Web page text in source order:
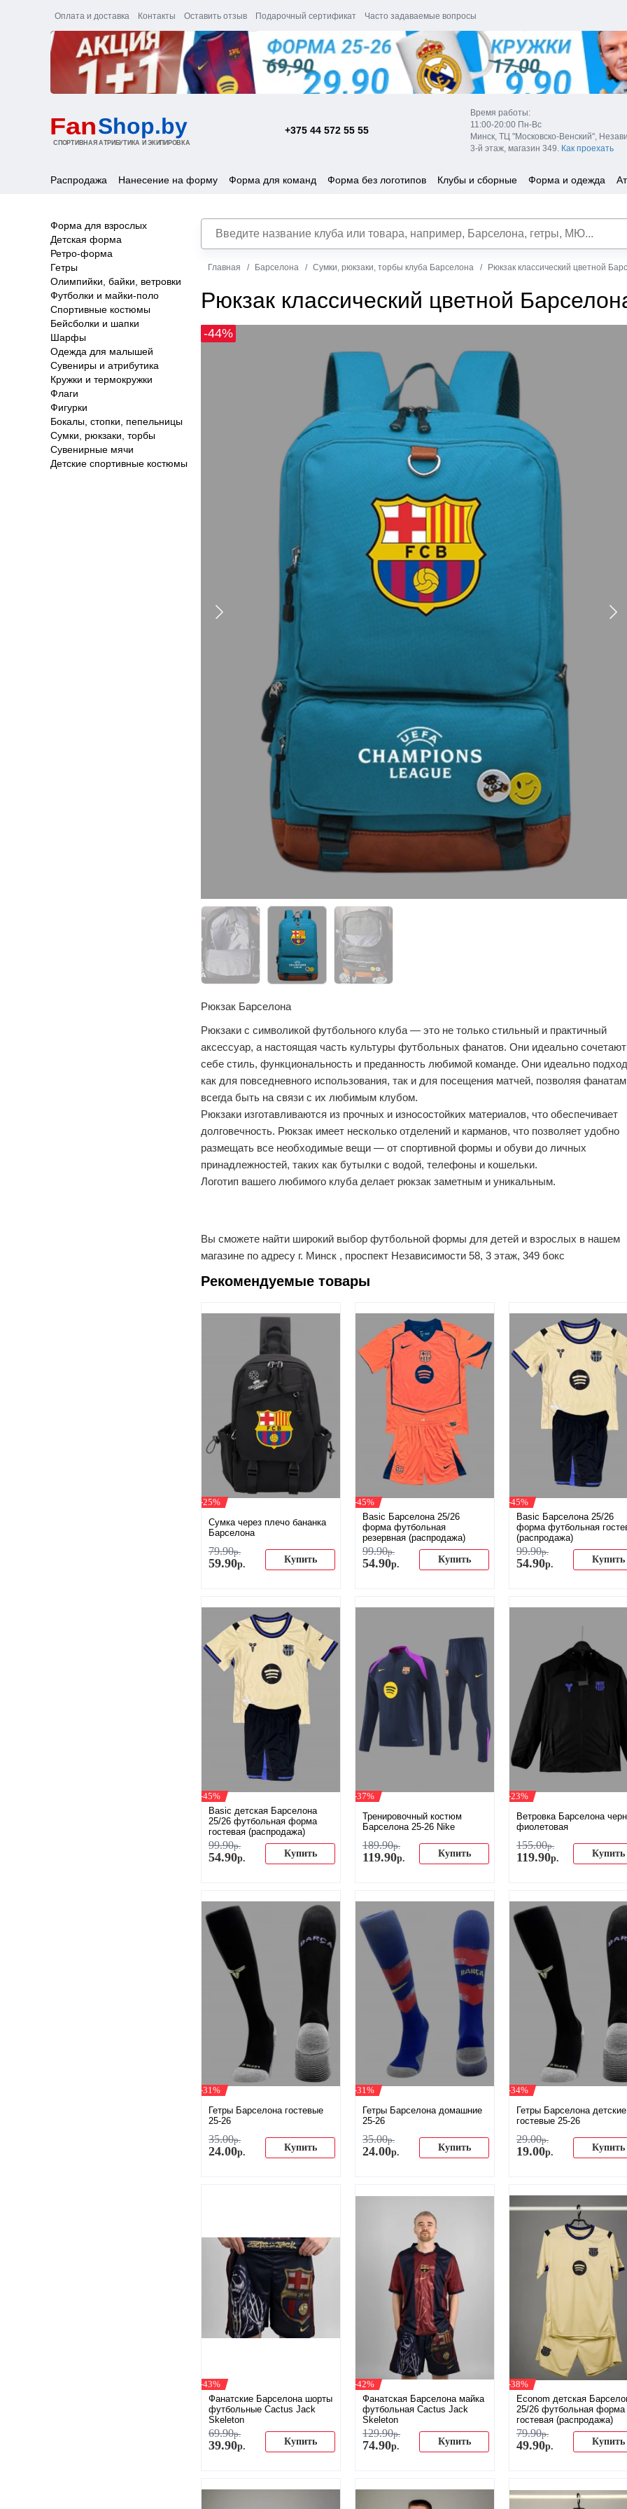
Оплата и доставка Контакты Оставить отзыв Подарочный сертификат Часто задаваемые вопросы
+375 44 572 55 55
Время работы:
11:00-20:00 Пн-Вс
Минск, ТЦ "Московско-Венский",
3-й этаж, магазин 349. Как проехать
Распродажа Нанесение на форму Форма для команд Форма без логотипов Клубы и сборные Форма и одежда
Форма для взрослых
Детская форма
Ретро-форма
Гетры
Олимпийки, байки, ветровки
Футболки и майки-поло
Спортивные костюмы
Бейсболки и шапки
Шарфы
Одежда для малышей
Сувениры и атрибутика
Кружки и термокружки
Флаги
Фигурки
Бокалы, стопки, пепельницы
Сумки, рюкзаки, торбы
Сувенирные мячи
Детские спортивные костюмы
Главная Барселона Сумки, рюкзаки, торбы клуба Барселона Рюкзак классический цветной
Рюкзак классический цветной
-44%
Рюкзак Барселона
Рюкзаки с символикой футбольного клуба — это не только стильный и практичный
аксессуар, а настоящая часть культуры футбольных фанатов. Они идеально
себе стиль, функциональность и преданность любимой команде. Они идеально
как для повседневного использования, так и для посещения матчей, позволяя фанатам
всегда быть на связи с их любимым клубом.
Рюкзаки изготавливаются из прочных и износостойких материалов, что обеспечивает
долговечность. Рюкзак имеет несколько отделений и карманов, что позволяет удобно
размещать все необходимые вещи — от спортивной формы и обуви до личных
принадлежностей, таких как бутылки с водой, телефоны и кошельки.
Логотип вашего любимого клуба делает рюкзак заметным и уникальным.
Вы сможете найти широкий выбор футбольной формы для детей и взрослых в нашем
магазине по адресу г. Минск , проспект Независимости 58, 3 этаж, 349 бокс
Рекомендуемые товары
-25%
Сумка через плечо бананка
Барселона
79.90р.
59.90р. Купить
-45%
Basic Барселона 25/26
форма футбольная
резервная (распродажа)
99.90р.
54.90р. Купить
-45%
Basic Барселона 25/26
форма футбольная
(распродажа)
99.90р.
54.90р. Купить
-45%
Basic детская Барселона
25/26 футбольная форма
гостевая (распродажа)
99.90р.
54.90р. Купить
-37%
Тренировочный костюм
Барселона 25-26 Nike
189.90р.
119.90р. Купить
-23%
Ветровка Барселона
фиолетовая
155.00р.
119.90р. Купить
-31%
Гетры Барселона гостевые
25-26
35.00р.
24.00р. Купить
-31%
Гетры Барселона домашние
25-26
35.00р.
24.00р. Купить
-34%
Гетры Барселона детские
гостевые 25-26
29.00р.
19.00р. Купить
-43%
Фанатские Барселона шорты
футбольные Cactus Jack
Skeleton
69.90р.
39.90р. Купить
-42%
Фанатская Барселона майка
футбольная Cactus Jack
Skeleton
129.90р.
74.90р. Купить
-38%
Econom детская
25/26 футбольная форма
гостевая (распродажа)
79.90р.
49.90р. Купить